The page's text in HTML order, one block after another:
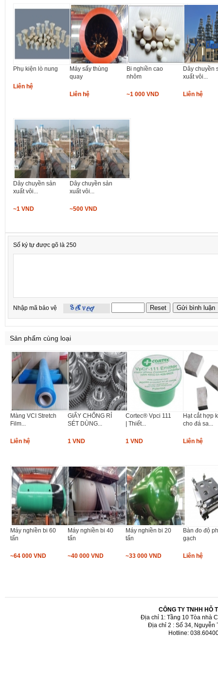
Phụ kiện lò nung
Liên hệ
Máy sấy thùng
quay
Liên hệ
Bi nghiền cao
nhôm
~1 000 VND
Dây chuyền
xuất vôi...
Liên hệ
Dây chuyền sản
xuất vôi...
~1 VND
Dây chuyền sản
xuất vôi...
~500 VND
Số ký tự được gõ là 250
Nhập mã bảo vệ
Sản phẩm cùng loại
Màng VCI Stretch
Film...
Liên hệ
GIẤY CHỐNG RỈ
SÉT DÙNG...
1 VND
Cortec® Vpci 111
| Thiết...
1 VND
Hạt cắt hợp
cho đá sa...
Liên hệ
Máy nghiền bi 60
tấn
~64 000 VND
Máy nghiền bi 40
tấn
~40 000 VND
Máy nghiền bi 20
tấn
~33 000 VND
Bàn đo độ
gạch
Liên hệ
CÔNG TY TNHH HỖ
Địa chỉ 1: Tầng 10 Tòa nhà
Địa chỉ 2 : Số 34, Nguyễn
Hotline: